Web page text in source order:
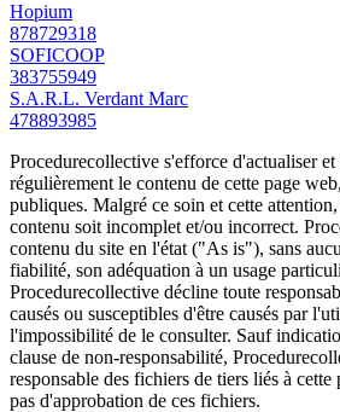
Hopium
878729318
SOFICOOP
383755949
S.A.R.L. Verdant Marc
478893985
Procedurecollective s'efforce d'actualiser
régulièrement le contenu de cette page
publiques. Malgré ce soin et cette
contenu soit incomplet et/ou incorrect.
contenu du site en l'état ("As is"), sans
fiabilité, son adéquation à un usage
Procedurecollective décline toute
causés ou susceptibles d'être causés par
l'impossibilité de le consulter. Sauf
clause de non-responsabilité,
responsable des fichiers de tiers liés à
pas d'approbation de ces fichiers.